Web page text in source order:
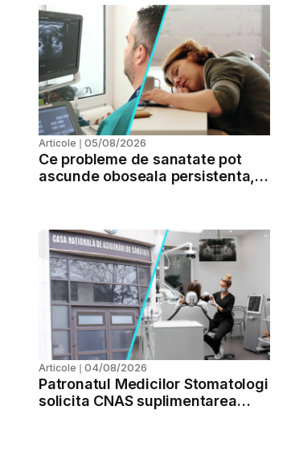
Articole ❘ 05/08/2026
Ce probleme de sanatate pot
ascunde oboseala persistenta,
Articole ❘ 04/08/2026
Patronatul Medicilor Stomatologi
solicita CNAS suplimentarea